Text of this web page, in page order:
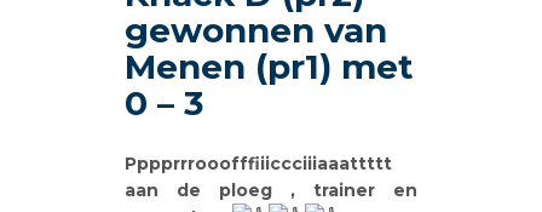
gewonnen van
Menen (pr1) met
0 – 3
Pppprrrooofffiiiccciiiaaattttt
aan de ploeg , trainer en